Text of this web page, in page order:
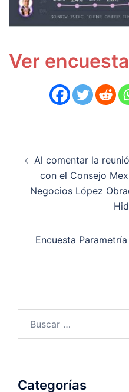
Ver encuesta
de
entradas
Al comentar la
con el Consejo
Negocios López
Encuesta
Categorías